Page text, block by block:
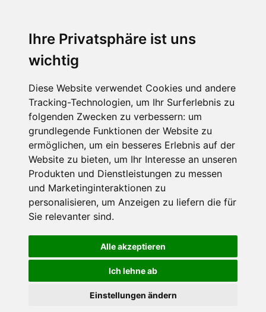
Ihre Privatsphäre ist uns
wichtig
Diese Website verwendet Cookies und andere
Tracking-Technologien, um Ihr Surferlebnis zu
folgenden Zwecken zu verbessern: um
grundlegende Funktionen der Website zu
ermöglichen, um ein besseres Erlebnis auf der
Website zu bieten, um Ihr Interesse an unseren
Produkten und Dienstleistungen zu messen
und Marketinginteraktionen zu
personalisieren, um Anzeigen zu liefern die für
Sie relevanter sind.
Alle akzeptieren
Ich lehne ab
Einstellungen ändern